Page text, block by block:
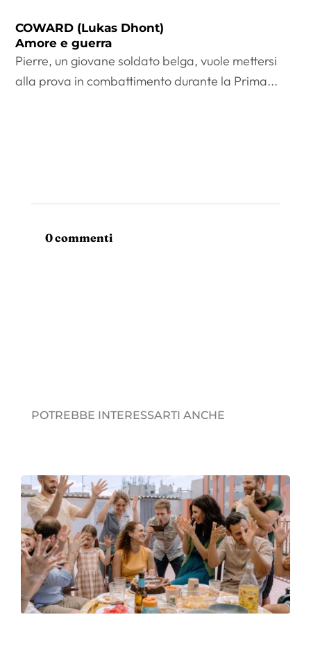
COWARD (Lukas Dhont)
Amore e guerra
Pierre, un giovane soldato belga, vuole mettersi
alla prova in combattimento durante la Prima...
0 commenti
POTREBBE INTERESSARTI ANCHE